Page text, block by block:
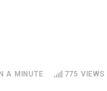
A MINUTE 775 VIEWS